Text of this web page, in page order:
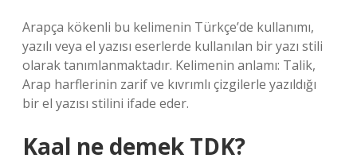
Arapça kökenli bu kelimenin Türkçe’de kullanımı,
yazılı veya el yazısı eserlerde kullanılan bir yazı stili
olarak tanımlanmaktadır. Kelimenin anlamı: Talik,
Arap harflerinin zarif ve kıvrımlı çizgilerle yazıldığı
bir el yazısı stilini ifade eder.
Kaal ne demek TDK?